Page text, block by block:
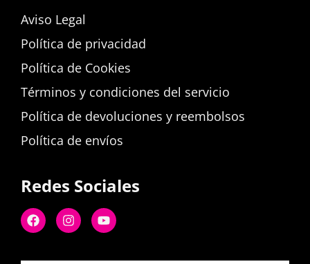
Aviso Legal
Política de privacidad
Política de Cookies
Términos y condiciones del servicio
Política de devoluciones y reembolsos
Política de envíos
Redes Sociales